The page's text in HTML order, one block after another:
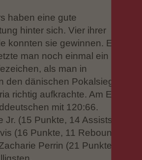
haben eine gute
hinter sich. Vier ihrer
konnten sie gewinnen. Erst
man noch einmal ein
als man in
den dänischen Pokalsieger
richtig aufkrachte. Am Ende
mit 120:66.
Jr. (15 Punkte, 14 Assists),
(16 Punkte, 11 Rebounds)
Perrin (21 Punkte)